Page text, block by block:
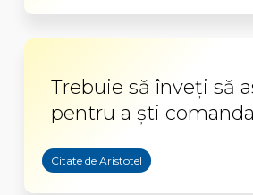
Trebuie să înveți să
pentru a ști
Citate de Aristotel